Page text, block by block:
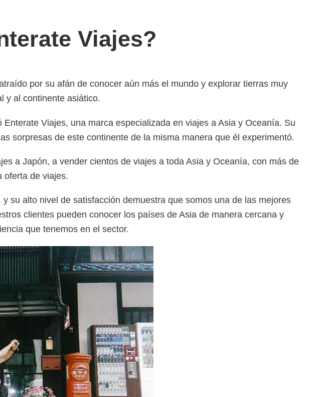
Viajes?
por su afán de conocer aún más el mundo y explorar tierras muy
y al continente asiático.
Viajes, una marca especializada en viajes a Asia y Oceanía. Su
sorpresas de este continente de la misma manera que él experimentó.
a Japón, a vender cientos de viajes a toda Asia y Oceanía, con más de
oferta de viajes.
su alto nivel de satisfacción demuestra que somos una de las mejores
clientes pueden conocer los países de Asia de manera cercana y
que tenemos en el sector.